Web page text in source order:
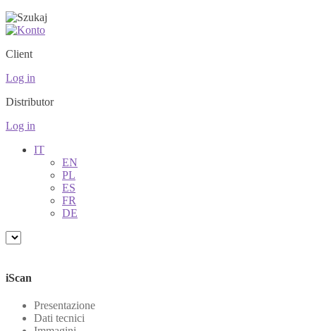
Client
Log in
Distributor
Log in
IT
EN
PL
ES
FR
DE
iScan
Presentazione
Dati tecnici